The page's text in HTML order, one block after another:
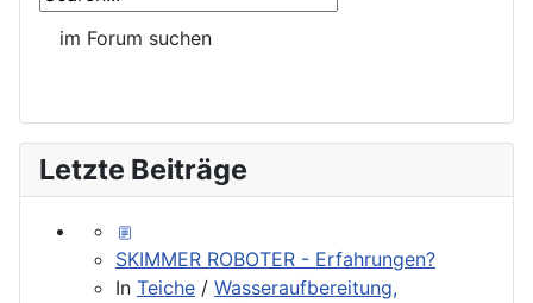
Letzte Beiträge
SKIMMER ROBOTER - Erfahrungen?
In Teiche / Wasseraufbereitung,